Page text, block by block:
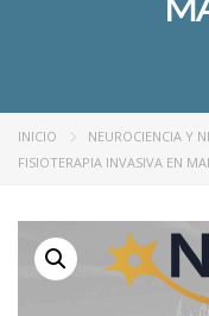
INICIO
NEUROCIENCIA Y
FISIOTERAPIA INVASIVA EN